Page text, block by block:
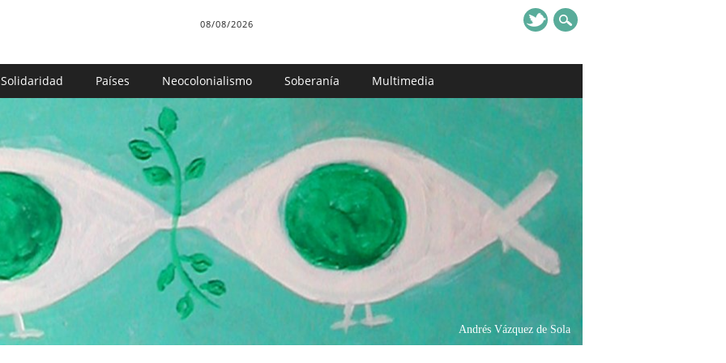
08/08/2026
Solidaridad Países Neocolonialismo Soberanía Multimedia
Andrés Vázquez de Sola